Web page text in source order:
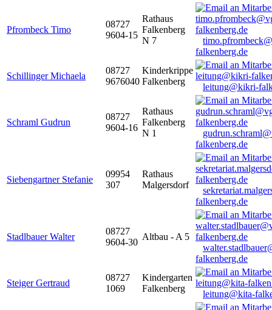
Pfrombeck Timo
08727
9604-15
Rathaus
Falkenberg
N 7
falkenberg.de
Schillinger Michaela
08727
9676040
Kinderkrippe
Falkenberg
leitung@kikri-
Schraml Gudrun
08727
9604-16
Rathaus
Falkenberg
N 1
falkenberg.de
Siebengartner Stefanie
09954
307
Rathaus
Malgersdorf
falkenberg.de
Stadlbauer Walter
08727
9604-30
Altbau - A 5
falkenberg.de
Steiger Gertraud
08727
1069
Kindergarten
Falkenberg
leitung@kita-